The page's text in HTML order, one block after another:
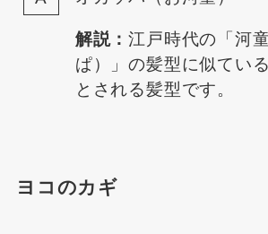
解説：江戸時代の「河
ぱ）」の髪型に似てい
とされる髪型です。
ヨコのカギ